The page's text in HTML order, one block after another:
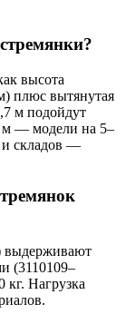
высота
плюс вытянутая
м подойдут
м — модели на 5–
складов —
выдерживают
(3110109–
кг. Нагрузка